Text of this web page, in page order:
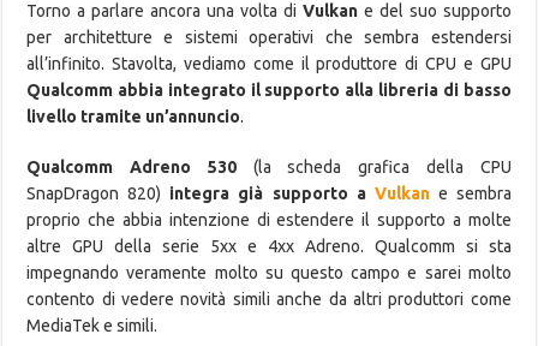
Torno a parlare ancora una volta di Vulkane del suo supporto
per architetture e sistemi operativi che sembra estendersi
all’infinito. Stavolta, vediamo come il produttore di CPU e GPU
Qualcomm abbia integrato il supporto alla libreria di basso
livello tramite un’annuncio.
Qualcomm Adreno 530(la scheda grafica della CPU
SnapDragon 820) integra già supporto a Vulkane sembra
proprio che abbia intenzione di estendere il supporto a molte
altre GPU della serie 5xx e 4xx Adreno. Qualcomm si sta
impegnando veramente molto su questo campo e sarei molto
contento di vedere novità simili anche da altri produttori come
MediaTek e simili.